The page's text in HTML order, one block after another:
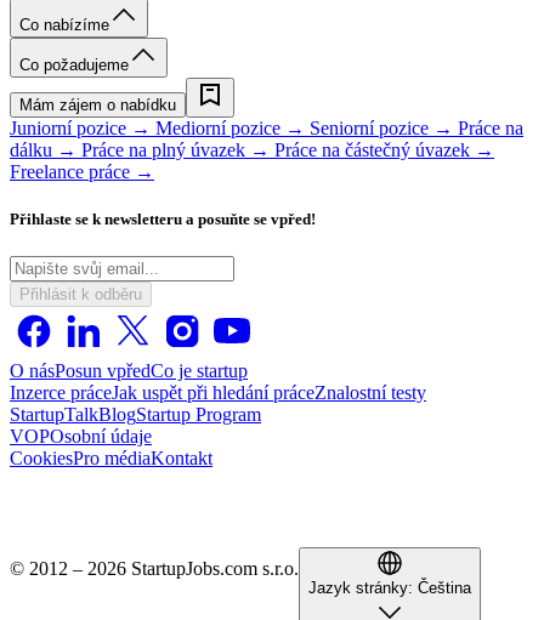
Co nabízíme
Co požadujeme
Mám zájem o nabídku
Juniorní pozice → Mediorní pozice → Seniorní pozice → Práce na
dálku → Práce na plný úvazek → Práce na částečný úvazek →
Freelance práce →
Přihlaste se k newsletteru a posuňte se vpřed!
Přihlásit k odběru
O násPosun vpředCo je startup
Inzerce práceJak uspět při hledání práceZnalostní testy
StartupTalkBlogStartup Program
VOPOsobní údaje
CookiesPro médiaKontakt
© 2012 – 2026 StartupJobs.com s.r.o.
Jazyk stránky: Čeština